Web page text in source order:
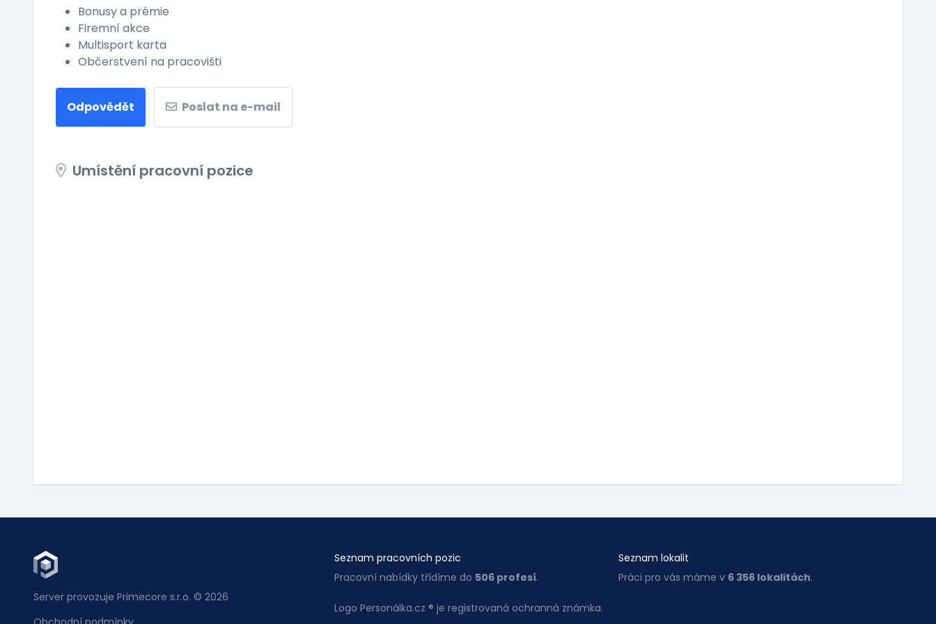
Bonusy a prémie
Firemní akce
Multisport karta
Občerstvení na pracovišti
Odpovědět Poslat na e-mail
Umístění pracovní pozice
Server provozuje Primecore s.r.o. © 2026
Seznam pracovních pozic
Pracovní nabídky třídíme do 506 profesí.
Seznam lokalit
Práci pro vás máme v 6 356 lokalitách.
Logo Personálka.cz ® je registrovaná ochranná známka.